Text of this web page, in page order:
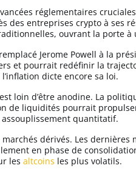
réglementaires
des entreprises crypto à ses
ouvrant la porte
Jerome Powell à la
et pourrait redéfinir la
dicte encore sa loi.
loin d’être anodine. La
de liquidités pourrait
quantitatif.
dérivés. Les
en phase de
les altcoins les plus volatils.